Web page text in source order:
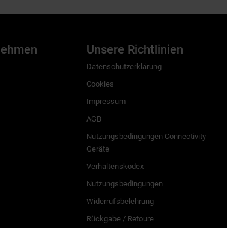
Unsere Richtlinien
Datenschutzerklärung
Cookies
Impressum
AGB
Nutzungsbedingungen Connectivity
Geräte
Verhaltenskodex
Nutzungsbedingungen
Widerrufsbelehrung
Rückgabe / Retoure